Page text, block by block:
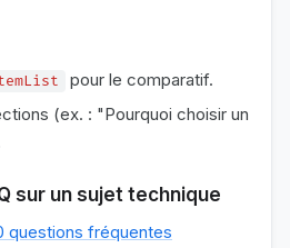
pour le comparatif.
(ex. : "Pourquoi choisir un
sur un sujet technique
questions fréquentes